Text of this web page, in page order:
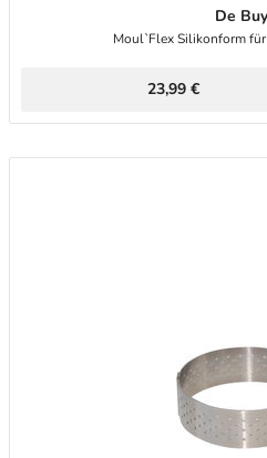
De
Moul`Flex Silikonform
23,99 €